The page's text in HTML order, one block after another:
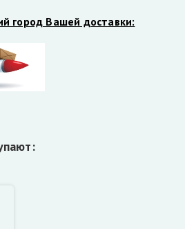
город Вашей доставки: